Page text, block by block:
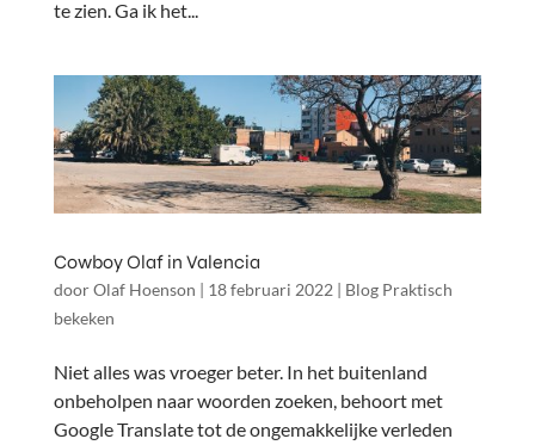
te zien. Ga ik het...
Cowboy Olaf in Valencia
doorOlaf Hoenson | 18 februari 2022 | Blog Praktisch
bekeken
Niet alles was vroeger beter. In het buitenland
onbeholpen naar woorden zoeken, behoort met
Google Translate tot de ongemakkelijke verleden